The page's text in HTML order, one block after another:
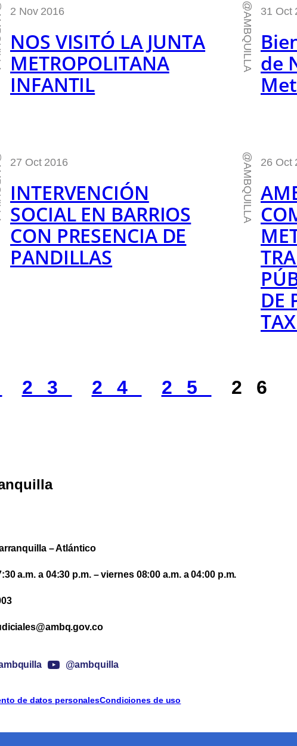
2 Nov 2016
NOS VISITÓ LA JUNTA
METROPOLITANA
INFANTIL
@AMBQUILLA 31 Oct
de
27 Oct 2016
INTERVENCIÓN
SOCIAL EN BARRIOS
CON PRESENCIA DE
PANDILLAS
@AMBQUILLA 26 Oct
DE
23 24 25 26
– Atlántico
a.m. a 04:30 p.m. – viernes 08:00 a.m. a 04:00 p.m.
@ambquilla
de datos personalesCondiciones de uso